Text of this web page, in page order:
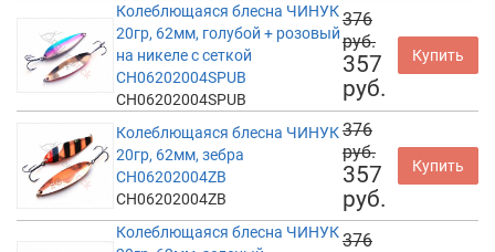
Колеблющаяся блесна ЧИНУК
20гр, 62мм, голубой + розовый
на никеле с сеткой
CH06202004SPUB
CH06202004SPUB
376
руб.
357
руб.
Купить
Колеблющаяся блесна ЧИНУК
20гр, 62мм, зебра
CH06202004ZB
CH06202004ZB
376
руб.
357
руб.
Купить
Колеблющаяся блесна ЧИНУК376